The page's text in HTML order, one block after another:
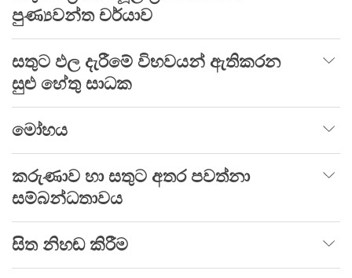
පුණ්‍යවන්ත චර්යාව
සතුට ඵල දැරීමේ විභවයන් ඇතිකරන
සුළු හේතු සාධක
මෝහය
කරුණාව හා සතුට අතර පවත්නා
සම්බන්ධතාවය
සිත නිහඬ කිරීම